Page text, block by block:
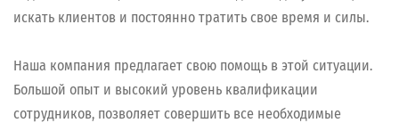
искать клиентов и постоянно тратить свое время и силы.
Наша компания предлагает свою помощь в этой ситуации.
Большой опыт и высокий уровень квалификации
сотрудников, позволяет совершить все необходимые